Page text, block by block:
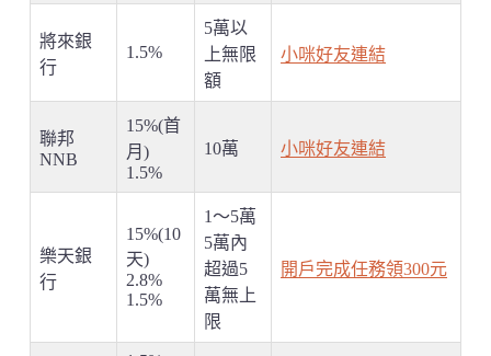
將來銀
行
1.5%
5萬以
上無限
額
小咪好友連結
聯邦
NNB
15%(首
月)
1.5%
10萬 小咪好友連結
樂天銀
行
15%(10
天)
2.8%
1.5%
1～5萬
5萬內
超過5
萬無上
限
開戶完成任務領300元